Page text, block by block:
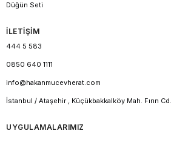
Düğün Seti
İLETİŞİM
444 5 583
0850 640 1111
info@hakanmucevherat.com
İstanbul / Ataşehir , Küçükbakkalköy Mah. Fırın
UYGULAMALARIMIZ